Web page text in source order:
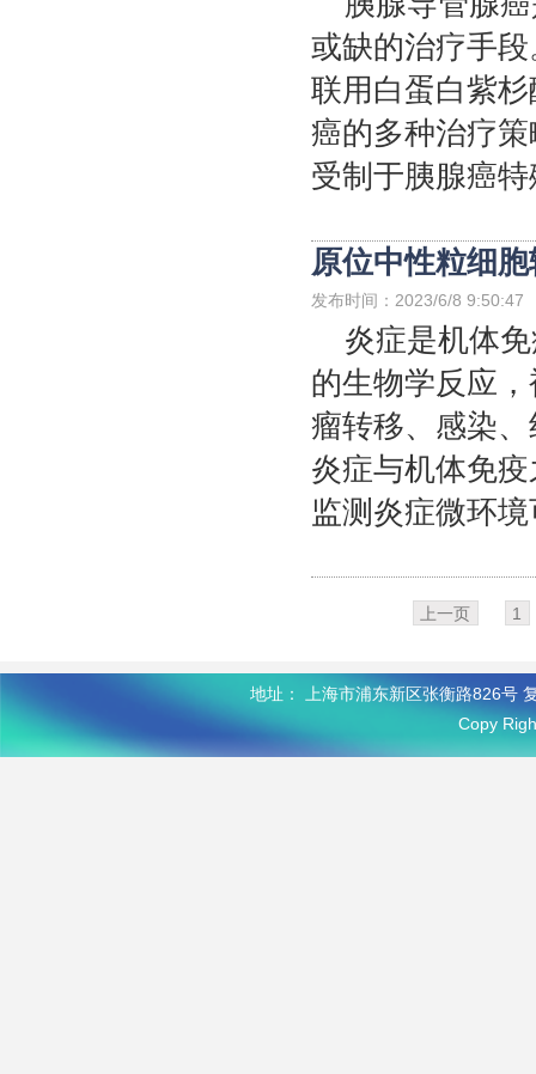
或缺的治疗手
联用白蛋白紫
癌的多种治疗
受制于胰腺癌
原位中性粒细
发布时间：2023/6/8 9:50:47
炎症是机体
的生物学反应
瘤转移、感染
炎症与机体免
监测炎症微环
上一页 1
地址： 上海市浦东新区张衡路826
Copy